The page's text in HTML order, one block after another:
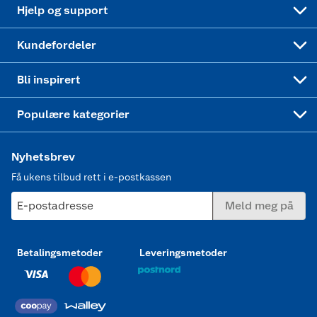
Hjelp og support
Kundefordeler
Bli inspirert
Populære kategorier
Nyhetsbrev
Få ukens tilbud rett i e-postkassen
E-postadresse Meld meg på
Betalingsmetoder Leveringsmetoder